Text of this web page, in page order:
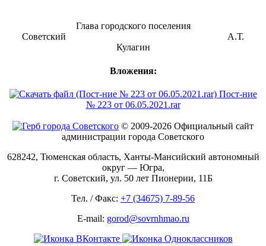
Глава городского поселения
Советский А.Т.
Кулагин
Вложения:
Пост-ние
№ 223 от 06.05.2021.rar
© 2009-2026 Официальный сайт
администрации города Советского
628242, Тюменская область, Ханты-Мансийский автономный
округ — Югра,
г. Советский, ул. 50 лет Пионерии, 11Б
Тел. / Факс: +7 (34675) 7-89-56
E-mail: gorod@sovrnhmao.ru